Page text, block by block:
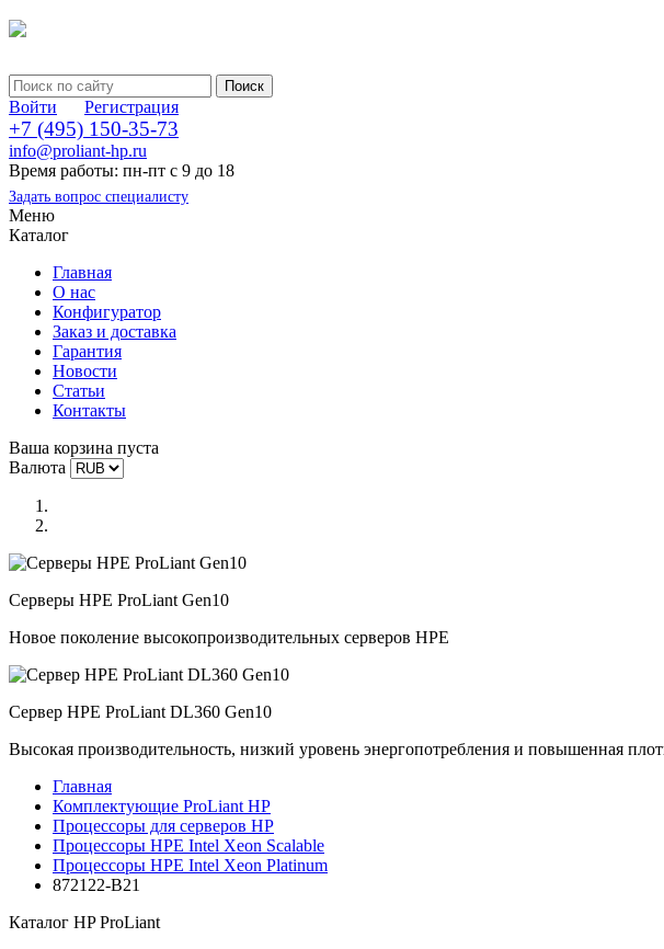
Войти Регистрация
+7 (495) 150-35-73
info@proliant-hp.ru
Время работы: пн-пт с 9 до 18
Задать вопрос специалисту
Меню
Каталог
Главная
О нас
Конфигуратор
Заказ и доставка
Гарантия
Новости
Статьи
Контакты
Ваша корзина пуста
Валюта
Серверы HPE ProLiant Gen10
Новое поколение высокопроизводительных серверов HPE
Сервер HPE ProLiant DL360 Gen10
Высокая производительность, низкий уровень энергопотребления и повышенная
Главная
Комплектующие ProLiant HP
Процессоры для серверов HP
Процессоры HPE Intel Xeon Scalable
Процессоры HPE Intel Xeon Platinum
872122-B21
Каталог HP ProLiant